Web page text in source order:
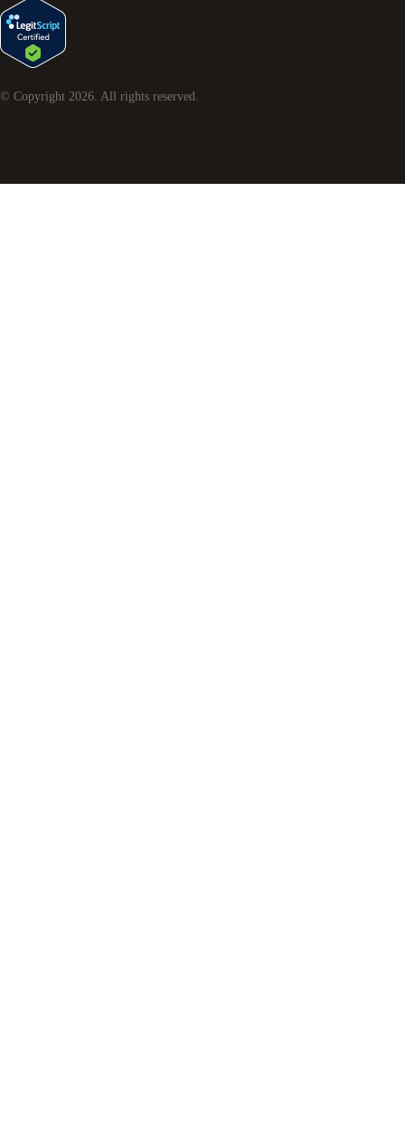
© Copyright 2026 . All rights reserved.